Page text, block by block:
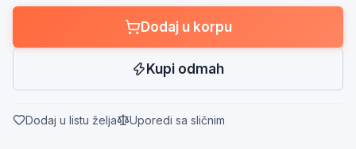
Dodaj u korpu
Kupi odmah
Dodaj u listu želja Uporedi sa sličnim